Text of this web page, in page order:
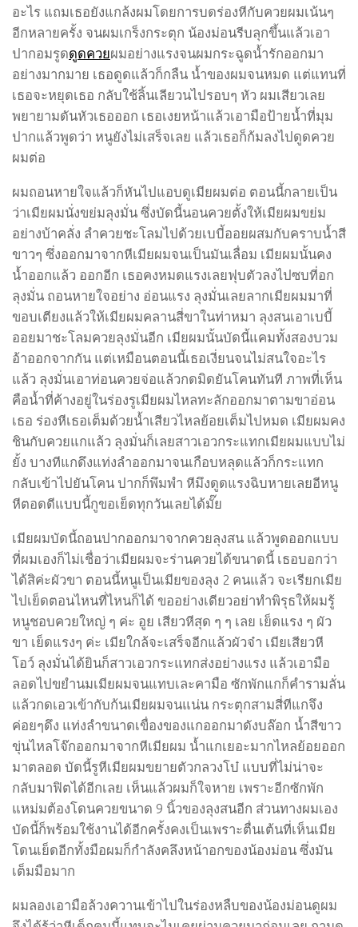
อะไร แถมเธอยังแกล้งผมโดยการบดร่องหีกับควยผมเน้นๆ
อีกหลายครั้ง จนผมเกร็งกระตุก น้องม่อนรีบลุกขึ้นแล้วเอา
ปากอมรูดดูดควยผมอย่างแรงจนผมกระฉูดน้ำรักออกมา
อย่างมากมาย เธอดูดแล้วก็กลืน น้ำของผมจนหมด แต่แทนที่
เธอจะหยุดเธอ กลับใช้ลิ้นเลียวนไปรอบๆ หัว ผมเสียวเลย
พยายามดันหัวเธอออก เธอเงยหน้าแล้วเอามือป้ายน้ำที่มุม
ปากแล้วพูดว่า หนูยังไม่เสร็จเลย แล้วเธอก็ก้มลงไปดูดควย
ผมต่อ
ผมถอนหายใจแล้วก็หันไปแอบดูเมียผมต่อ ตอนนี้กลายเป็น
ว่าเมียผมนั่งขย่มลุงมั่น ซึ่งบัดนี้นอนควยตั้งให้เมียผมขย่ม
อย่างบ้าคลั่ง ลำควยชะโลมไปด้วยเบบี้ออยผสมกับคราบน้ำสี
ขาวๆ ซึ่งออกมาจากหีเมียผมจนเป็นมันเลื่อม เมียผมนั้นคง
น้ำออกแล้ว ออกอีก เธอคงหมดแรงเลยฟุบตัวลงไปซบที่อก
ลุงมั่น ถอนหายใจอย่าง อ่อนแรง ลุงมั่นเลยลากเมียผมมาที่
ขอบเตียงแล้วให้เมียผมคลานสี่ขาในท่าหมา ลุงสนเอาเบบี้
ออยมาชะโลมควยลุงมั่นอีก เมียผมนั้นบัดนี้แคมทั้งสองบวม
อ้าออกจากกัน แต่เหมือนตอนนี้เธอเงี่ยนจนไม่สนใจอะไร
แล้ว ลุงมั่นเอาท่อนควยจ่อแล้วกดมิดยันโคนทันที ภาพที่เห็น
คือน้ำที่ค้างอยู่ในร่องรูเมียผมไหลทะลักออกมาตามขาอ่อน
เธอ ร่องหีเธอเต็มด้วยน้ำเสียวไหลย้อยเต็มไปหมด เมียผมคง
ชินกับควยแกแล้ว ลุงมั่นก็เลยสาวเอวกระแทกเมียผมแบบไม่
ยั้ง บางทีแกดึงแท่งลำออกมาจนเกือบหลุดแล้วก็กระแทก
กลับเข้าไปยันโคน ปากก็พึมพำ หีมึงดูดแรงฉิบหายเลยอีหนู
หีตอดดีแบบนี้กูขอเย็ดทุกวันเลยได้มั๊ย
เมียผมบัดนี้ถอนปากออกมาจากควยลุงสน แล้วพูดออกแบบ
ที่ผมเองก็ไม่เชื่อว่าเมียผมจะร่านควยได้ขนาดนี้ เธอบอกว่า
ได้สิค่ะผัวขา ตอนนี้หนูเป็นเมียของลุง 2 คนแล้ว จะเรียกเมีย
ไปเย็ดตอนไหนที่ไหนก็ได้ ขออย่างเดียวอย่าทำพิรุธให้ผมรู้
หนูชอบควยใหญ่ ๆ ค่ะ อูย เสียวหีสุด ๆ ๆ เลย เย็ดแรง ๆ ผัว
ขา เย็ดแรงๆ ค่ะ เมียใกล้จะเสร็จอีกแล้วผัวจ๋า เมียเสียวหี
โอว์ ลุงมั่นได้ยินก็สาวเอวกระแทกส่งอย่างแรง แล้วเอามือ
ลอดไปขยำนมเมียผมจนแทบเละคามือ ซักพักแกก็คำรามลั่น
แล้วกดเอวเข้ากับก้นเมียผมจนแน่น กระตุกสามสี่ทีแกจึง
ค่อยๆดึง แท่งลำขนาดเขื่องของแกออกมาดังบล๊อก น้ำสีขาว
ขุ่นไหลโจ๊กออกมาจากหีเมียผม น้ำแกเยอะมากไหลย้อยออก
มาตลอด บัดนี้รูหีเมียผมขยายตัวกลวงโบ๋ แบบที่ไม่น่าจะ
กลับมาฟิตได้อีกเลย เห็นแล้วผมก็ใจหาย เพราะอีกซักพัก
แหม่มต้องโดนควยขนาด 9 นิ้วของลุงสนอีก ส่วนทางผมเอง
บัดนี้ก็พร้อมใช้งานได้อีกครั้งคงเป็นเพราะตื่นเต้นที่เห็นเมีย
โดนเย็ดอีกทั้งมือผมก็กำลังคลึงหน้าอกของน้องม่อน ซึ่งมัน
เต็มมือมาก
ผมลองเอามือล้วงควานเข้าไปในร่องหลืบของน้องม่อนดูผม